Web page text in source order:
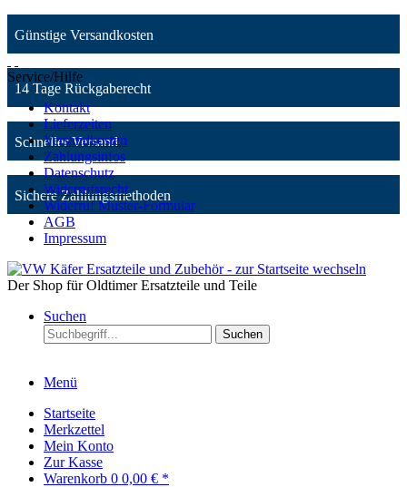
Günstige Versandkosten
14 Tage Rückgaberecht
Schneller Versand
Sichere Zahlungsmethoden
Service/Hilfe
Kontakt
Lieferzeiten
Versandkosten
Zahlungsinfos
Datenschutz
Widerrufsrecht
Widerruf Muster-Formular
AGB
Impressum
Der Shop für Oldtimer Ersatzteile und Teile
Suchen
Suchen
Menü
Startseite
Merkzettel
Mein Konto
Zur Kasse
Warenkorb 0 0,00 € *